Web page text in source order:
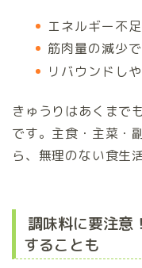
エネルギー不
筋肉量の減少
リバウンドし
きゅうりはあくまで
です。主食・主菜・
ら、無理のない食生
調味料に要注意
することも